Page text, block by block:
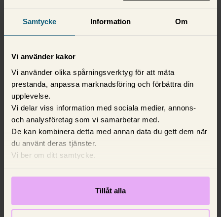
Samtycke Information Om
Vi använder kakor
Vi använder olika spårningsverktyg för att mäta
prestanda, anpassa marknadsföring och förbättra din
upplevelse.
Vi delar viss information med sociala medier, annons-
och analysföretag som vi samarbetar med.
De kan kombinera detta med annan data du gett dem när
du använt deras tjänster.
Vi ber om ditt samtycke.
Tillåt alla
Bilförsäkring
Varningslampor i bilen – vad
betyder de?
och när du behöver åka till en verkstad.
Johan Nilsson